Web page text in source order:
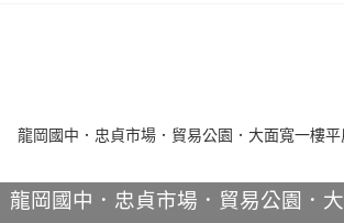
龍岡國中．忠貞市場．貿易公園．大